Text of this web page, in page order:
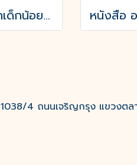
หนังสือ โอบกอดเด็กน้อยในใจเรา (YOUR POCKET THERAPIST)
1038/4 ถนนเจริญกรุง แขวงตล